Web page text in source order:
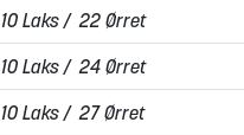
10 Laks / 22 Ørret "
10 Laks / 24 Ørret "
10 Laks / 27 Ørret "